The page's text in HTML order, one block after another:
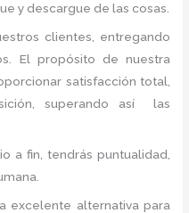
y descargue de las cosas.
clientes, entregando
El propósito de nuestra
satisfacción total,
superando así las
a fin, tendrás puntualidad,
excelente alternativa para